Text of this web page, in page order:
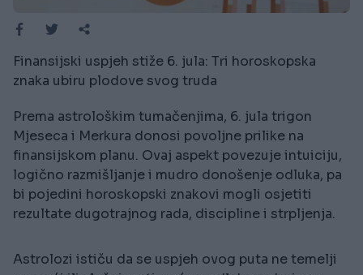
Finansijski uspjeh stiže 6. jula: Tri horoskopska
znaka ubiru plodove svog truda
Prema astrološkim tumačenjima, 6. jula trigon
Mjeseca i Merkura donosi povoljne prilike na
finansijskom planu. Ovaj aspekt povezuje intuiciju,
logično razmišljanje i mudro donošenje odluka, pa
bi pojedini horoskopski znakovi mogli osjetiti
rezultate dugotrajnog rada, discipline i strpljenja.
Astrolozi ističu da se uspjeh ovog puta ne temelji